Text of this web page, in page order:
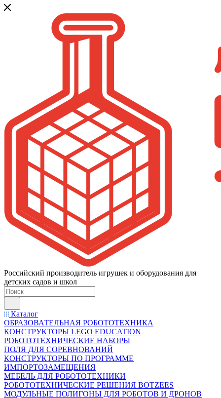
Российский производитель игрушек и оборудования для
детских садов и школ
Каталог
ОБРАЗОВАТЕЛЬНАЯ РОБОТОТЕХНИКА
КОНСТРУКТОРЫ LEGO EDUCATION
РОБОТОТЕХНИЧЕСКИЕ НАБОРЫ
ПОЛЯ ДЛЯ СОРЕВНОВАНИЙ
КОНСТРУКТОРЫ ПО ПРОГРАММЕ
ИМПОРТОЗАМЕЩЕНИЯ
МЕБЕЛЬ ДЛЯ РОБОТОТЕХНИКИ
РОБОТОТЕХНИЧЕСКИЕ РЕШЕНИЯ BOTZEES
МОДУЛЬНЫЕ ПОЛИГОНЫ ДЛЯ РОБОТОВ И ДРОНОВ